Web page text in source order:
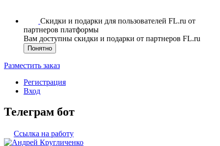
Скидки и подарки для пользователей FL.ru от
партнеров платформы
Вам доступны скидки и подарки от партнеров FL.ru
Понятно
Разместить заказ
Регистрация
Вход
Телеграм бот
Ссылка на работу